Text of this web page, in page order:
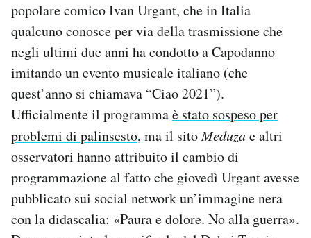
popolare comico Ivan Urgant, che in Italia
qualcuno conosce per via della trasmissione che
negli ultimi due anni ha condotto a Capodanno
imitando un evento musicale italiano (che
quest’anno si chiamava “Ciao 2021”).
Ufficialmente il programmaè stato sospeso per
problemi di palinsesto, ma il sitoMeduzae altri
osservatori hanno attribuito il cambio di
programmazione al fatto che giovedì Urgant avesse
pubblicato sui social network un’immagine nera
con la didascalia: «Paura e dolore. No alla guerra».